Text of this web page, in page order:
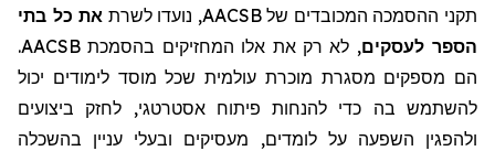
תקני ההסמכה המכובדים שלAACSB, נועדו לשרת את כל בתי
הספר לעסקים, לא רק את אלו המחזיקים בהסמכת AACSB
.
הם מספקים מסגרת מוכרת עולמית שכל מוסד לימודים יכול
להשתמש בה כדי להנחות פיתוח אסטרטגי, לחזק ביצועים
ולהפגין השפעה על לומדים, מעסיקים ובעלי עניין בהשכלה